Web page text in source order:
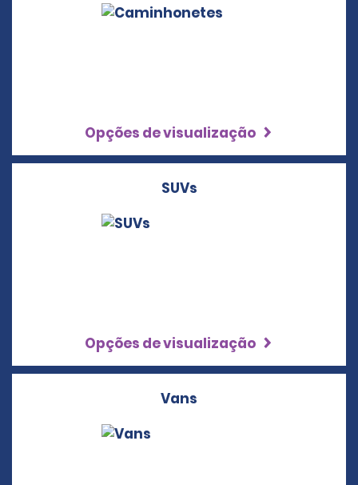
Opções de visualização
SUVs
Opções de visualização
Vans